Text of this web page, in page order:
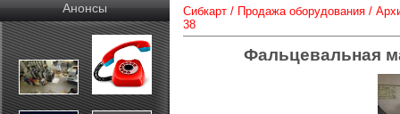
Анонсы Сибкарт / Продажа оборудования /
38
Фальцевальная